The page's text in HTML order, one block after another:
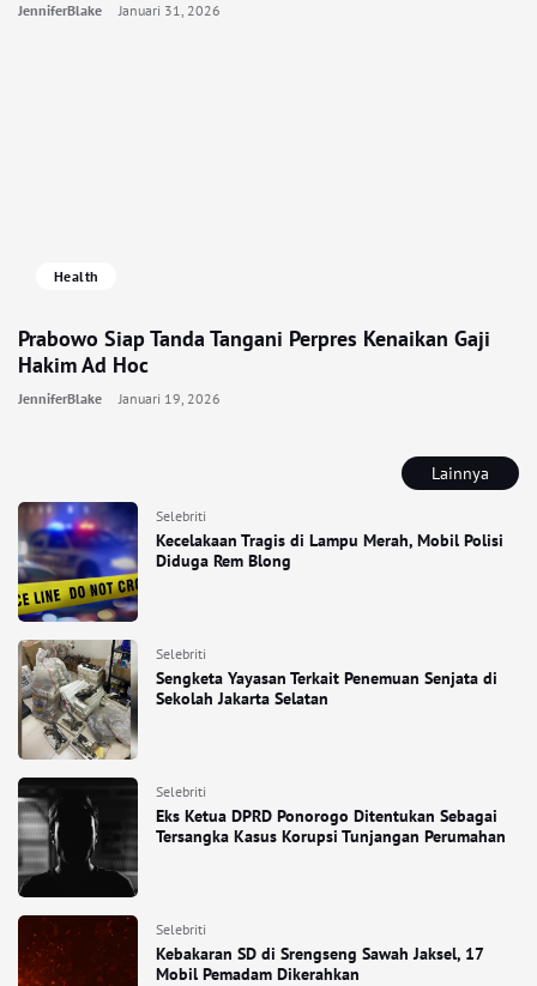
Lainnya
Selebriti
Kecelakaan Tragis di Lampu Merah, Mobil Polisi
Diduga Rem Blong
Selebriti
Sengketa Yayasan Terkait Penemuan Senjata di
Sekolah Jakarta Selatan
Selebriti
Eks Ketua DPRD Ponorogo Ditentukan Sebagai
Tersangka Kasus Korupsi Tunjangan Perumahan
Selebriti
Kebakaran SD di Srengseng Sawah Jaksel, 17
Mobil Pemadam Dikerahkan
JenniferBlake Januari 31, 2026
Health
Prabowo Siap Tanda Tangani Perpres Kenaikan Gaji
Hakim Ad Hoc
JenniferBlake Januari 19, 2026